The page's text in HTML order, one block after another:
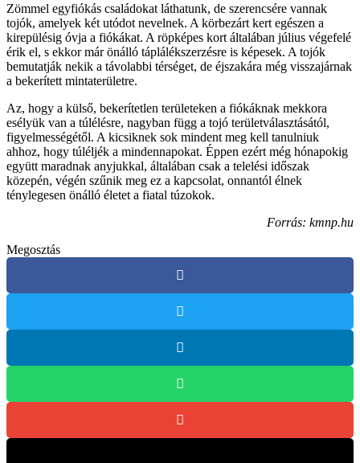
Zömmel egyfiókás családokat láthatunk, de szerencsére vannak
tojók, amelyek két utódot nevelnek. A körbezárt kert egészen a
kirepülésig óvja a fiókákat. A röpképes kort általában július végefelé
érik el, s ekkor már önálló táplálékszerzésre is képesek. A tojók
bemutatják nekik a távolabbi térséget, de éjszakára még visszajárnak
a bekerített mintaterületre.
Az, hogy a külső, bekerítetlen területeken a fiókáknak mekkora
esélyük van a túlélésre, nagyban függ a tojó területválasztásától,
figyelmességétől. A kicsiknek sok mindent meg kell tanulniuk
ahhoz, hogy túléljék a mindennapokat. Éppen ezért még hónapokig
együtt maradnak anyjukkal, általában csak a telelési időszak
közepén, végén szűnik meg ez a kapcsolat, onnantól élnek
ténylegesen önálló életet a fiatal túzokok.
Forrás: kmnp.hu
Megosztás